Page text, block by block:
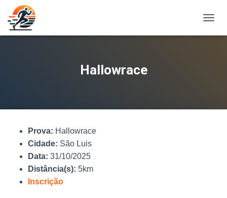
L
Hallowrace
Prova: Hallowrace
Cidade: São Luis
Data: 31/10/2025
Distância(s): 5km
Inscrição